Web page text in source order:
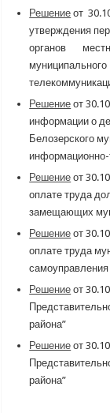
Решение от
утверждения
органов
Решение от
информации о
Белозерского
информационно-
Решение от
оплате труда
замещающих
Решение от
оплате труда
самоуправления
Решение от
района”
Решение от
района”